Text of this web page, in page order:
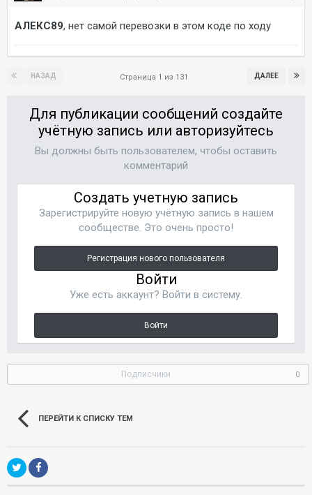
АЛЕКС89, нет самой перевозки в этом коде по ходу
НАЗАД ДАЛЕЕ
Страница 1 из 131
Для публикации сообщений создайте
учётную запись или авторизуйтесь
Вы должны быть пользователем, чтобы оставить
комментарий
Создать учетную запись
Зарегистрируйте новую учётную запись в нашем
сообществе. Это очень просто!
Регистрация нового пользователя
Войти
Уже есть аккаунт? Войти в систему.
Войти
Подписчики 0
ПЕРЕЙТИ К СПИСКУ ТЕМ